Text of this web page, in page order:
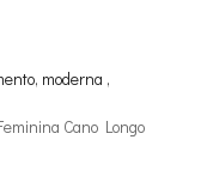
moderna ,
Cano Longo